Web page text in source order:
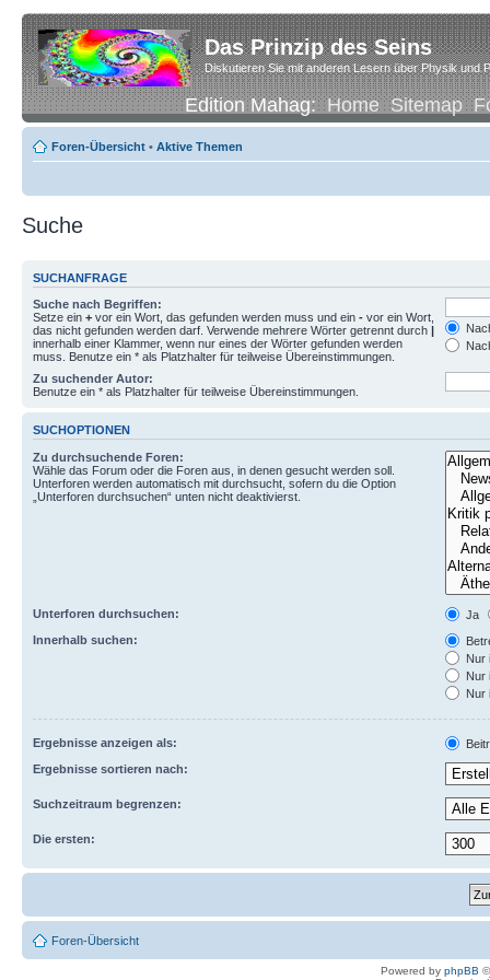
Das Prinzip des Seins
Diskutieren Sie mit anderen Lesern über Physik und
Edition Mahag:Home Sitemap
Foren-Übersicht • Aktive Themen
Suche
SUCHANFRAGE
Suche nach Begriffen:
Setze ein + vor ein Wort, das gefunden werden muss und ein - vor ein Wort,
das nicht gefunden werden darf. Verwende mehrere Wörter getrennt durch |
innerhalb einer Klammer, wenn nur eines der Wörter gefunden werden
muss. Benutze ein * als Platzhalter für teilweise Übereinstimmungen.
Zu suchender Autor:
Benutze ein * als Platzhalter für teilweise Übereinstimmungen.
SUCHOPTIONEN
Zu durchsuchende Foren:
Wähle das Forum oder die Foren aus, in denen gesucht werden soll.
Unterforen werden automatisch mit durchsucht, sofern du die Option
„Unterforen durchsuchen“ unten nicht deaktivierst.
Unterforen durchsuchen:
Ja
Innerhalb suchen:
Nur
Nur
Nur
Ergebnisse anzeigen als:
Ergebnisse sortieren nach:
Suchzeitraum begrenzen:
Die ersten:
Foren-Übersicht
Powered by phpBB